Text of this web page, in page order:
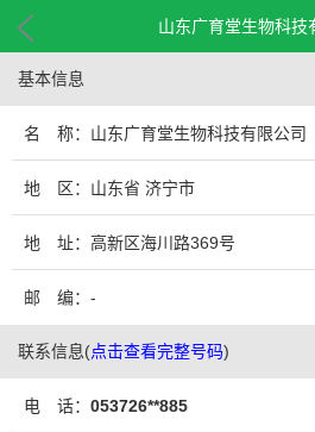
山东广育堂生物科技
基本信息
名 称：山东广育堂生物科技有限公司
地 区：山东省 济宁市
地 址：高新区海川路369号
邮 编：-
联系信息(点击查看完整号码)
电 话： 053726**885